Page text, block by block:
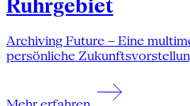
Ruhrgebiet
Archiving Future – Eine
persönliche